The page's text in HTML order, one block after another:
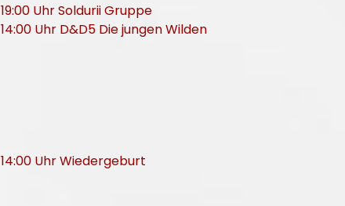
19:00 Uhr Soldurii Gruppe
14:00 Uhr D&D5 Die jungen Wilden
14:00 Uhr Wiedergeburt